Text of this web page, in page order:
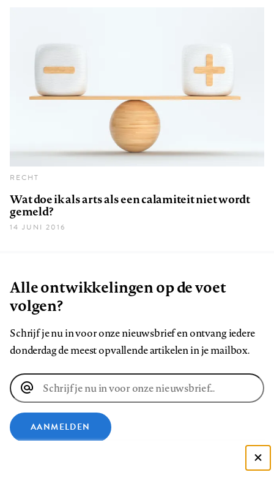
RECHT
Wat doe ik als arts als een calamiteit niet wordt
gemeld?
14 JUNI 2016
Alle ontwikkelingen op de voet
volgen?
Schrijf je nu in voor onze nieuwsbrief en ontvang iedere
donderdag de meest opvallende artikelen in je mailbox.
E-
mailadres
AANMELDEN